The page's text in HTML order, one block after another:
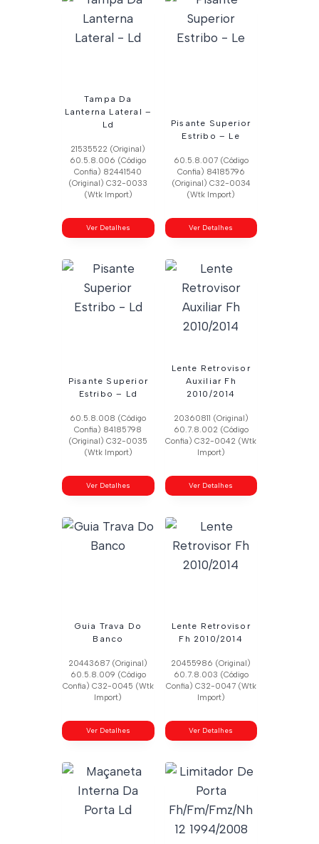
Tampa Da
Lanterna Lateral –
Ld
21535522 (Original)
60.5.8.006 (Código
Confia) 82441540
(Original) C32-0033
(Wtk Import)
Ver Detalhes
Pisante Superior
Estribo – Le
60.5.8.007 (Código
Confia) 84185796
(Original) C32-0034
(Wtk Import)
Ver Detalhes
Pisante Superior
Estribo – Ld
60.5.8.008 (Código
Confia) 84185798
(Original) C32-0035
(Wtk Import)
Ver Detalhes
Lente Retrovisor
Auxiliar Fh
2010/2014
20360811 (Original)
60.7.8.002 (Código
Confia) C32-0042 (Wtk
Import)
Ver Detalhes
Guia Trava Do
Banco
20443687 (Original)
60.5.8.009 (Código
Confia) C32-0045 (Wtk
Import)
Ver Detalhes
Lente Retrovisor
Fh 2010/2014
20455986 (Original)
60.7.8.003 (Código
Confia) C32-0047 (Wtk
Import)
Ver Detalhes